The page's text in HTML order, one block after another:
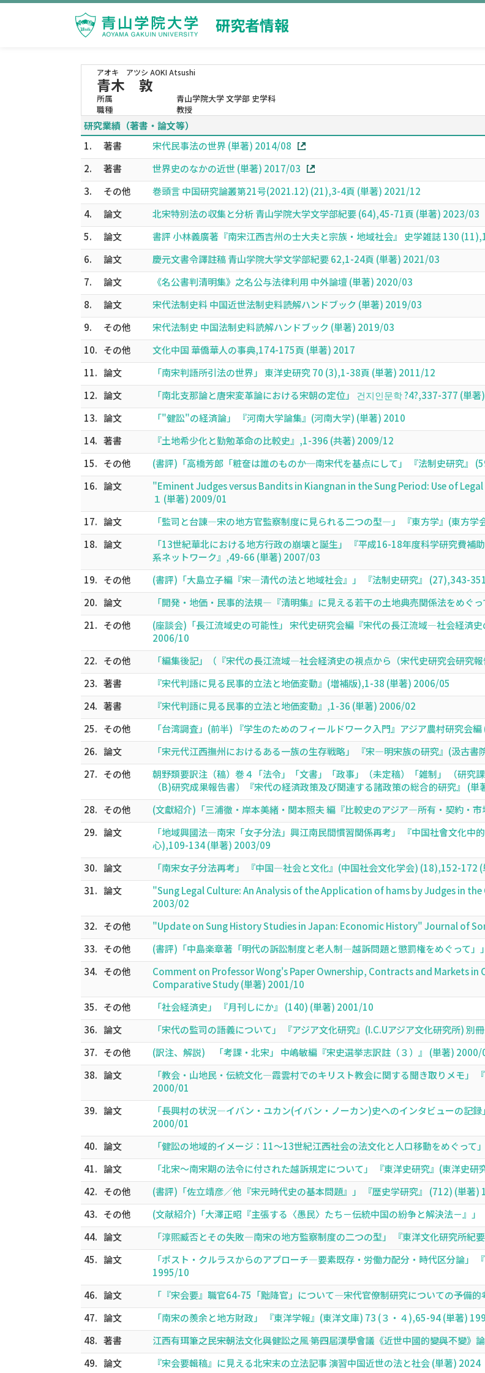
研究者情報
アオキ アツシ AOKI Atsushi
青木 敦
所属
青山学院大学 文学部 史学科
職種
教授
研究業績（著書・論文等）
1.
著書
宋代民事法の世界 (単著) 2014/08
2.
著書
世界史のなかの近世 (単著) 2017/03
3.
その他
巻頭言 中国研究論叢第21号(2021.12) (21),3-4頁 (単著) 2021/12
4.
論文
北宋特別法の収集と分析 青山学院大学文学部紀要 (64),45-71頁 (単著) 2023/03
5.
論文
書評 小林義廣著『南宋江西吉州の士大夫と宗族・地域社会』 史学雑誌 130
6.
論文
慶元文書令譯註稿 青山学院大学文学部紀要 62,1-24頁 (単著) 2021/03
7.
論文
《名公書判清明集》之名公与法律利用 中外論壇 (単著) 2020/03
8.
論文
宋代法制史料 中国近世法制史料読解ハンドブック (単著) 2019/03
9.
その他
宋代法制史 中国法制史料読解ハンドブック (単著) 2019/03
10. その他
文化中国 華僑華人の事典,174-175頁 (単著) 2017
11. 論文
「南宋判語所引法の世界」 東洋史研究 70 (3),1-38頁 (単著) 2011/12
12. 論文
「南北支那論と唐宋変革論における宋朝の定位」 건지인문학 ?4?,337-377 (単
13. 論文
「"健訟"の経済論」 『河南大学論集』(河南大学) (単著) 2010
14. 著書
『土地希少化と勤勉革命の比較史』,1-396 (共著) 2009/12
15. その他
(書評)「高橋芳郎「粧奩は誰のものか─南宋代を基点にして」 『法制史研究』
16. 論文
"Eminent Judges versus Bandits in Kiangnan in the Sung Period: Use of
１ (単著) 2009/01
17. 論文
「監司と台諌―宋の地方官監察制度に見られる二つの型―」 『東方学』(東方
18. 論文
「13世紀華北における地方行政の崩壊と誕生」 『平成16-18年度科学研究費
系ネットワーク』,49-66 (単著) 2007/03
19. その他
(書評)「大島立子編『宋―清代の法と地域社会』」 『法制史研究』 (27),343-
20. 論文
「開発・地価・民事的法規―『清明集』に見える若干の土地典売関係法をめ
21. その他
(座談会)「長江流域史の可能性」 宋代史研究会編『宋代の長江流域―社会経済
2006/10
22. その他
「編集後記」（『宋代の長江流域―社会経済史の視点から（宋代史研究会研究
23. 著書
『宋代判語に見る民事的立法と地価変動』(増補版),1-38 (単著) 2006/05
24. 著書
『宋代判語に見る民事的立法と地価変動』,1-36 (単著) 2006/02
25. その他
「台湾調査」(前半) 『学生のためのフィールドワーク入門』アジア農村研究会
26. 論文
「宋元代江西撫州におけるある一族の生存戦略」 『宋―明宋族の研究』(汲古
27. その他
朝野類要訳注（稿）巻４「法令」「文書」「政事」（未定稿）「雑制」 （研
（B)研究成果報告書）『宋代の経済政策及び関連する諸政策の総合的研究』 (
28. その他
(文獻紹介)「三浦徹・岸本美緒・関本照夫 編『比較史のアジア―所有・契約・
29. 論文
「地域興國法―南宋「女子分法」興江南民間慣習関係再考」 『中国社會文化
心),109-134 (単著) 2003/09
30. 論文
「南宋女子分法再考」 『中国―社会と文化』(中国社会文化学会) (18),152-172
31. 論文
"Sung Legal Culture: An Analysis of the Application of hams by Judges in
2003/02
32. その他
"Update on Sung History Studies in Japan: Economic History" Journal of
33. その他
(書評)「中島楽章著「明代の訴訟制度と老人制―越訴問題と懲罰権をめぐって
34. その他
Comment on Professor Wong's Paper Ownership, Contracts and Markets
Comparative Study (単著) 2001/10
35. その他
「社会経済史」 『月刊しにか』 (140) (単著) 2001/10
36. 論文
「宋代の監司の語義について」 『アジア文化研究』(I.C.Uアジア文化研究所)
37. その他
(訳注、解説) 「考課・北宋」 中嶋敏編『宋史選挙志訳註（３）』 (単著) 2000/
38. 論文
「教会・山地民・伝統文化―霞雲村でのキリスト教会に関する聞き取りメモ」
2000/01
39. 論文
「長興村の状況―イバン・ユカン(イバン・ノーカン)史へのインタビューの記
2000/01
40. 論文
「健訟の地域的イメージ：11～13世紀江西社会の法文化と人口移動をめぐっ
41. 論文
「北宋～南宋期の法令に付された越訴規定について」 『東洋史研究』(東洋史
42. その他
(書評)「佐立靖彦／他『宋元時代史の基本問題』」 『歴史学研究』 (712) (単著)
43. その他
(文献紹介)「大澤正昭『主張する〈愚民〉たち－伝統中国の紛争と解決法－』
44. 論文
「淳煕臧否とその失敗―南宋の地方監察制度の二つの型」 『東洋文化研究所
45. 論文
「ポスト・クルラスからのアプローチ―要素既存・労働力配分・時代区分論」
1995/10
46. 論文
「『宋会要』職官64-75「黜降官」について―宋代官僚制研究についての予備
47. 論文
「南宋の羨余と地方財政」 『東洋学報』(東洋文庫) 73 (３・４),65-94 (単著)
48. 著書
江西有珥筆之民――宋朝法文化與健訟之風―― 第四屆漢學會議《近世中國的變與不變
49. 論文 『宋会要輯稿』に見える北宋末の立法記事 演習中国近世の法と社会 (単著) 2024